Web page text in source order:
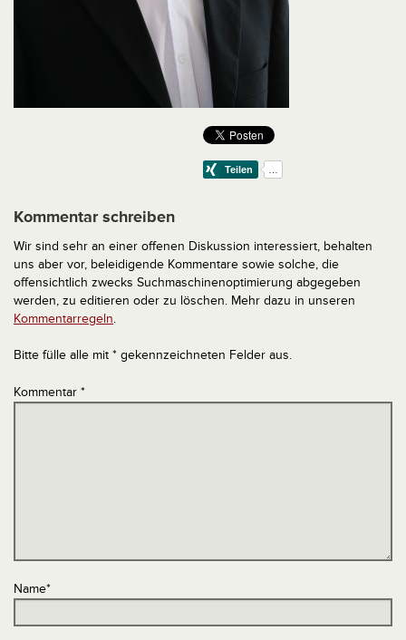
Kommentar schreiben
Wir sind sehr an einer offenen Diskussion interessiert, behalten
uns aber vor, beleidigende Kommentare sowie solche, die
offensichtlich zwecks Suchmaschinenoptimierung abgegeben
werden, zu editieren oder zu löschen. Mehr dazu in unseren
Kommentarregeln.
Bitte fülle alle mit * gekennzeichneten Felder aus.
Kommentar *
Name*